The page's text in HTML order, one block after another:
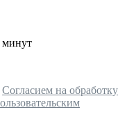
минут
Согласием на обработку